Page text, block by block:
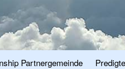
Partnergemeinde